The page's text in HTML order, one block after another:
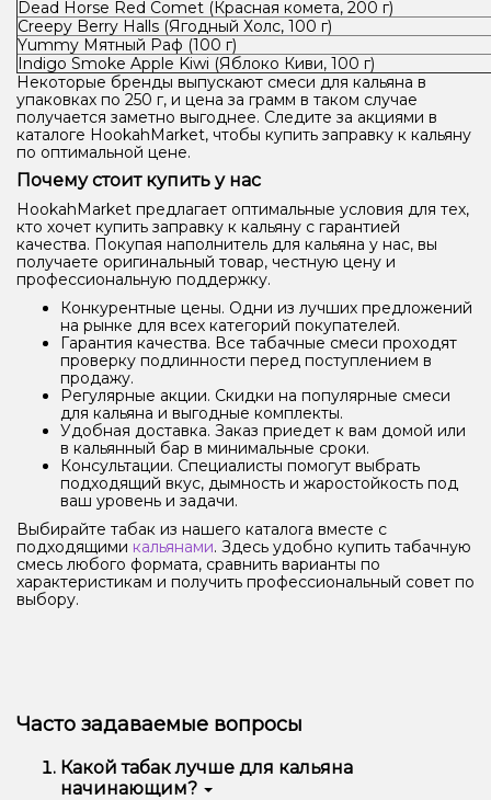
Dead Horse Red Comet (Красная комета, 200 г)
Creepy Berry Halls (Ягодный Холс, 100 г)
Yummy Мятный Раф (100 г)
Indigo Smoke Apple Kiwi (Яблоко Киви, 100 г)
Некоторые бренды выпускают смеси для кальяна в
упаковках по 250 г, и цена за грамм в таком случае
получается заметно выгоднее. Следите за акциями в
каталоге HookahMarket, чтобы купить заправку к кальяну
по оптимальной цене.
Почему стоит купить у нас
HookahMarket предлагает оптимальные условия для тех,
кто хочет купить заправку к кальяну с гарантией
качества. Покупая наполнитель для кальяна у нас, вы
получаете оригинальный товар, честную цену и
профессиональную поддержку.
Конкурентные цены. Одни из лучших предложений
на рынке для всех категорий покупателей.
Гарантия качества. Все табачные смеси проходят
проверку подлинности перед поступлением в
продажу.
Регулярные акции. Скидки на популярные смеси
для кальяна и выгодные комплекты.
Удобная доставка. Заказ приедет к вам домой или
в кальянный бар в минимальные сроки.
Консультации. Специалисты помогут выбрать
подходящий вкус, дымность и жаростойкость под
ваш уровень и задачи.
Выбирайте табак из нашего каталога вместе с
подходящими кальянами. Здесь удобно купить табачную
смесь любого формата, сравнить варианты по
характеристикам и получить профессиональный совет по
выбору.
Часто задаваемые вопросы
Какой табак лучше для кальяна
начинающим?